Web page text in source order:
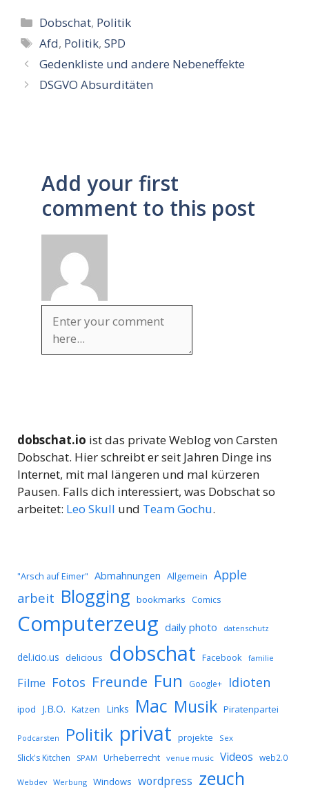
Kategorien
Dobschat, Politik
Schlagwörter
Afd, Politik,SPD
Gedenkliste und andere Nebeneffekte
DSGVO Absurditäten
Add your first
comment to this post
dobschat.io ist das private Weblog von Carsten
Dobschat. Hier schreibt er seit Jahren Dinge ins
Internet, mit mal längeren und mal kürzeren
Pausen. Falls dich interessiert, was Dobschat so
arbeitet: Leo Skull und Team Gochu.
"Arsch auf Eimer" Abmahnungen Allgemein Apple
arbeit Blogging bookmarks Comics
Computerzeug daily photo datenschutz
del.icio.us delicious dobschat Facebook familie
Filme Fotos Freunde Fun Google+ Idioten
ipod J.B.O. Katzen Links Mac Musik Piratenpartei
Podcarsten Politik privat projekte Sex
Slick's Kitchen SPAM Urheberrecht venue music Videos web2.0
Webdev Werbung Windows wordpress zeuch